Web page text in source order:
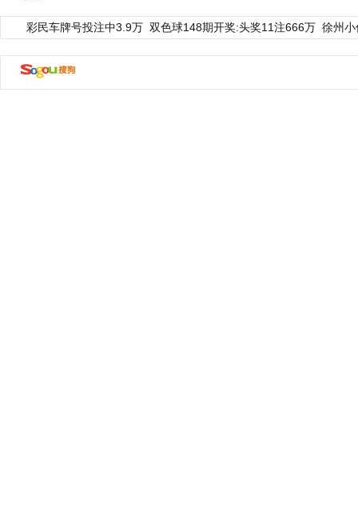
彩民车牌号投注中3.9万 双色球148期开奖:头奖11注666万 徐州